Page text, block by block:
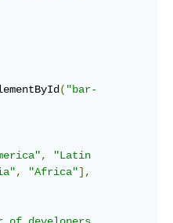
( "bar-
,
"Latin
, "Africa"],